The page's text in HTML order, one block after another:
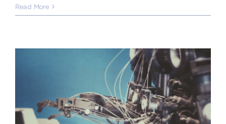
Read More